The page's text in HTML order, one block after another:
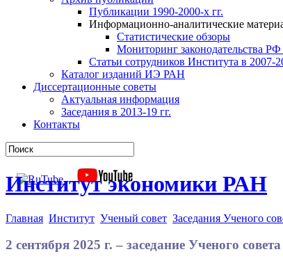
Публикации 1990-2000-х гг.
Информационно-аналитические
Статистические обзоры
Мониторинг законодательства РФ
Статьи сотрудников Института в 2007-
Каталог изданий ИЭ РАН
Диссертационные советы
Актуальная информация
Заседания в 2013-19 гг.
Контакты
Институт экономики РАН
Главная Институт Ученый совет Заседания Ученого
2 сентября 2025 г. – заседание Ученого